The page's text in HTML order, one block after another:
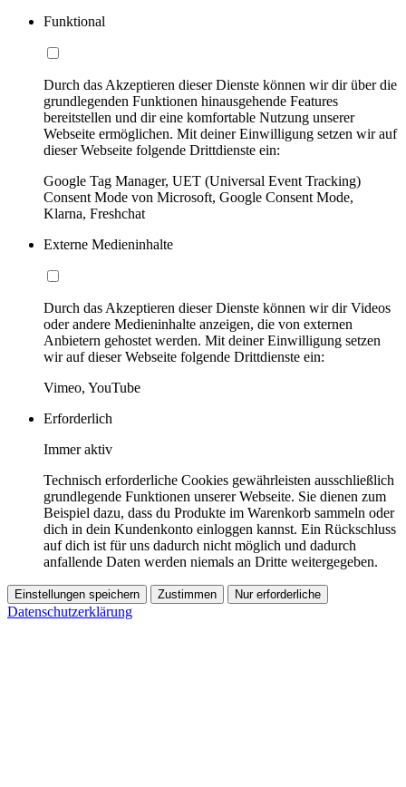
Funktional
Durch das Akzeptieren dieser Dienste können wir dir über die
grundlegenden Funktionen hinausgehende Features
bereitstellen und dir eine komfortable Nutzung unserer
Webseite ermöglichen. Mit deiner Einwilligung setzen wir auf
dieser Webseite folgende Drittdienste ein:
Google Tag Manager, UET (Universal Event Tracking)
Consent Mode von Microsoft, Google Consent Mode,
Klarna, Freshchat
Externe Medieninhalte
Durch das Akzeptieren dieser Dienste können wir dir Videos
oder andere Medieninhalte anzeigen, die von externen
Anbietern gehostet werden. Mit deiner Einwilligung setzen
wir auf dieser Webseite folgende Drittdienste ein:
Vimeo, YouTube
Erforderlich
Immer aktiv
Technisch erforderliche Cookies gewährleisten ausschließlich
grundlegende Funktionen unserer Webseite. Sie dienen zum
Beispiel dazu, dass du Produkte im Warenkorb sammeln oder
dich in dein Kundenkonto einloggen kannst. Ein Rückschluss
auf dich ist für uns dadurch nicht möglich und dadurch
anfallende Daten werden niemals an Dritte weitergegeben.
Einstellungen speichern Zustimmen Nur erforderliche
Datenschutzerklärung